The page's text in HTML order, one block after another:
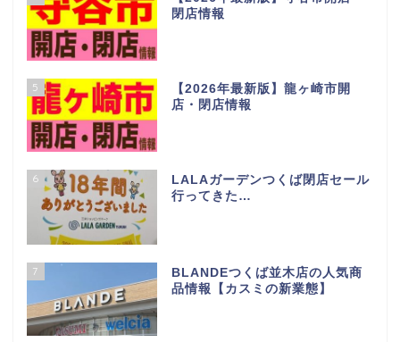
店・閉店情報
2
【2026年最新版】土浦市 開
店・閉店情報
3
多肉植物の楽園！茨城にある阿見
の「四国造園」行ってきた
4
【2026年最新版】守谷市開店・
閉店情報